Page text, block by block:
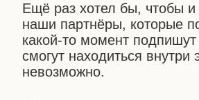
Ещё раз хотел бы, чтобы
наши партнёры, которые
какой-то момент
смогут находиться
невозможно.